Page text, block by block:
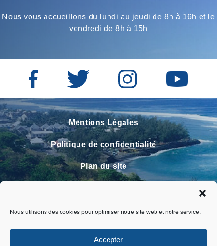
Nous utilisons des cookies pour optimiser notre site web et notre service.
Accepter
Nous vous accueillons du lundi au jeudi de 8h à 16h et le
vendredi de 8h à 15h
Mentions Légales
Politique de confidentialité
Plan du site
Faire un signalement